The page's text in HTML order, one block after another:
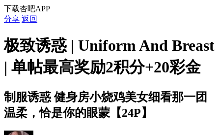
下载杏吧APP
分享 返回
极致诱惑 | Uniform And Breast
| 单帖最高奖励2积分+20彩金
制服诱惑 健身房小烧鸡美女细看那一团
温柔，恰是你的眼蒙【24P】